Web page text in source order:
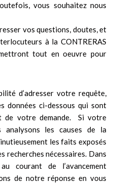
vous souhaitez nous
vos questions, doutes, et
à la CONTRERAS
tout en oeuvre pour
d’adresser votre requête,
données ci-dessous qui sont
de votre demande. Si votre
analysons les causes de la
les faits exposés
recherches nécessaires. Dans
courant de l’avancement
de notre réponse en vous